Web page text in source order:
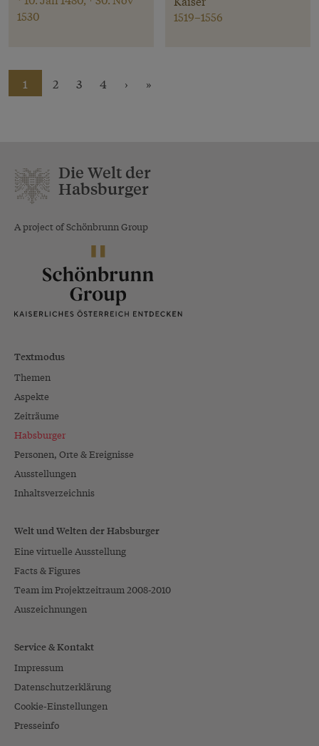
1530
1519–1556
1 2 3 4 › »
Die Welt der
Habsburger
A project of Schönbrunn Group
Textmodus
Themen
Aspekte
Zeiträume
Habsburger
Personen, Orte & Ereignisse
Ausstellungen
Inhaltsverzeichnis
Welt und Welten der Habsburger
Eine virtuelle Ausstellung
Facts & Figures
Team im Projektzeitraum 2008-2010
Auszeichnungen
Service & Kontakt
Impressum
Datenschutzerklärung
Cookie-Einstellungen
Presseinfo